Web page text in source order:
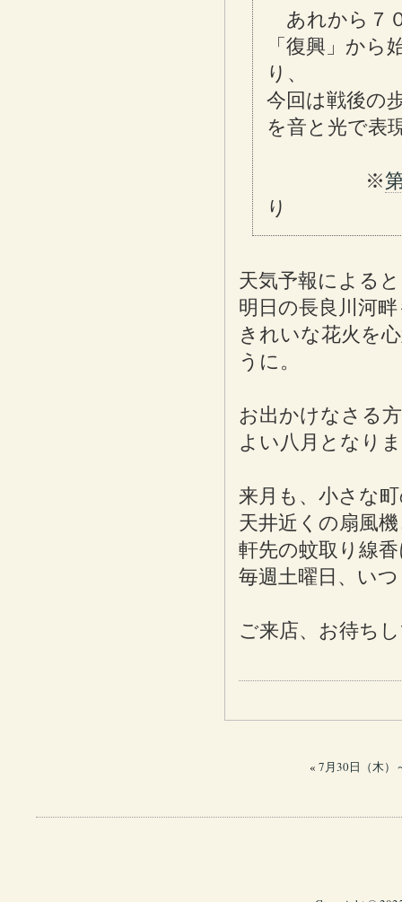
あれから７
「復興」から
り、
今回は戦後の
を音と光で表
※
り
天気予報による
明日の長良川河
きれいな花火を
うに。
お出かけなさる
よい八月となり
来月も、小さな
天井近くの扇風
軒先の蚊取り線
毎週土曜日、い
ご来店、お待ち
« 7月30日（木）